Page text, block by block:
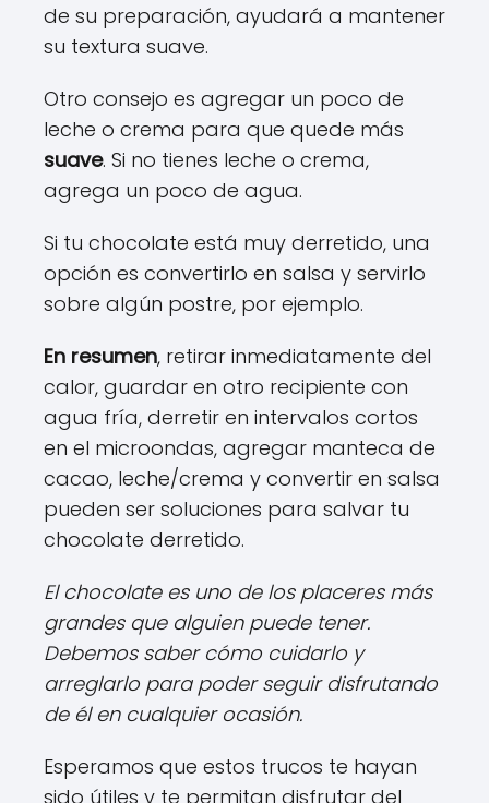
de su preparación, ayudará a mantener
su textura suave.
Otro consejo es agregar un poco de
leche o crema para que quede más
suave. Si no tienes leche o crema,
agrega un poco de agua.
Si tu chocolate está muy derretido, una
opción es convertirlo en salsa y servirlo
sobre algún postre, por ejemplo.
En resumen, retirar inmediatamente del
calor, guardar en otro recipiente con
agua fría, derretir en intervalos cortos
en el microondas, agregar manteca de
cacao, leche/crema y convertir en salsa
pueden ser soluciones para salvar tu
chocolate derretido.
El chocolate es uno de los placeres más
grandes que alguien puede tener.
Debemos saber cómo cuidarlo y
arreglarlo para poder seguir disfrutando
de él en cualquier ocasión.
Esperamos que estos trucos te hayan
sido útiles y te permitan disfrutar del